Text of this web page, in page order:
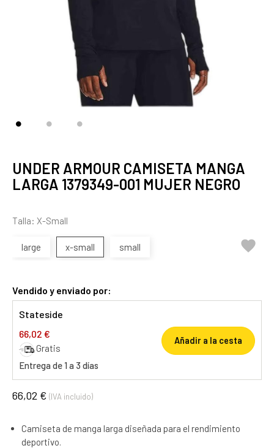
UNDER ARMOUR CAMISETA MANGA
LARGA 1379349-001 MUJER NEGRO
Talla: X-Small
large x-small small 
Vendido y enviado por:
Stateside
66,02 €
Gratis
Entrega de 1 a 3 días
Añadir a la cesta
66,02 € (IVA incluido)
Camiseta de manga larga diseñada para el rendimiento
deportivo.